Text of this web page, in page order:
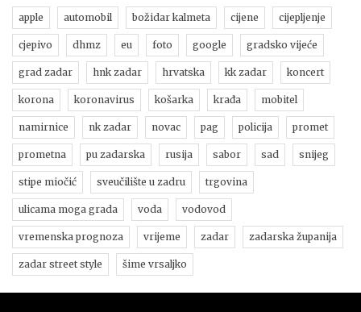
apple automobil božidar kalmeta cijene cijepljenje
cjepivo dhmz eu foto google gradsko vijeće
grad zadar hnk zadar hrvatska kk zadar koncert
korona koronavirus košarka krađa mobitel
namirnice nk zadar novac pag policija promet
prometna pu zadarska rusija sabor sad snijeg
stipe miočić sveučilište u zadru trgovina
ulicama moga grada voda vodovod
vremenska prognoza vrijeme zadar zadarska županija
zadar street style šime vrsaljko